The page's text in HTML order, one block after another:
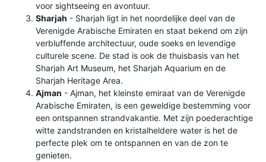
voor sightseeing en avontuur.
Sharjah - Sharjah ligt in het noordelijke deel van de
Verenigde Arabische Emiraten en staat bekend om zijn
verbluffende architectuur, oude soeks en levendige
culturele scene. De stad is ook de thuisbasis van het
Sharjah Art Museum, het Sharjah Aquarium en de
Sharjah Heritage Area.
Ajman - Ajman, het kleinste emiraat van de Verenigde
Arabische Emiraten, is een geweldige bestemming voor
een ontspannen strandvakantie. Met zijn poederachtige
witte zandstranden en kristalheldere water is het de
perfecte plek om te ontspannen en van de zon te
genieten.